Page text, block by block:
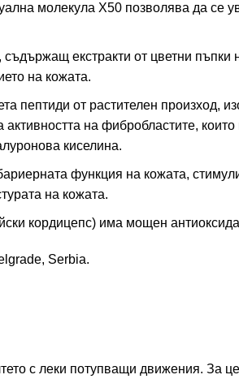
молекула X50 позволява да се
екстракти от цветни пъпки
на кожата.
от растителен произход,
на фибробластите,
киселина.
функция на кожата,
на кожата.
кордицепс) има мощен
Serbia.
с леки потупващи движения. За